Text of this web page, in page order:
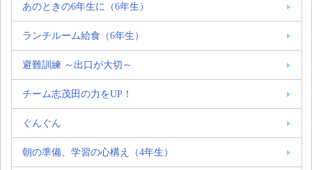
あのときの6年生に（6年生）
ランチルーム給食（6年生）
避難訓練 ～出口が大切～
チーム志茂田の力をUP！
ぐんぐん
朝の準備、学習の心構え（4年生）